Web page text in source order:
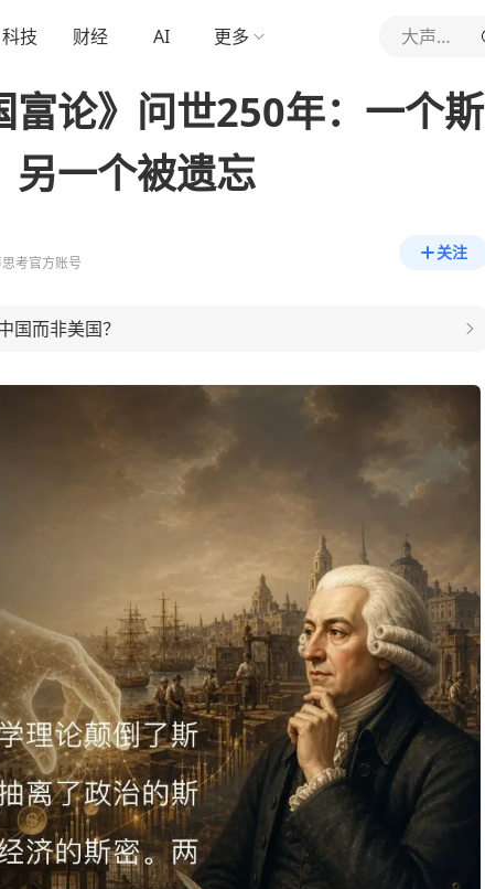
科技 财经 AI 更多 大声思考
富论》问世250年：一个斯
另一个被遗忘
考官方账号
关注
国而非美国？